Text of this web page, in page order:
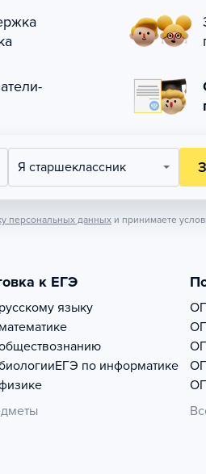
Я старшеклассник
персональных данных и принимаете
к ЕГЭ
языку
ЕГЭ по информатике